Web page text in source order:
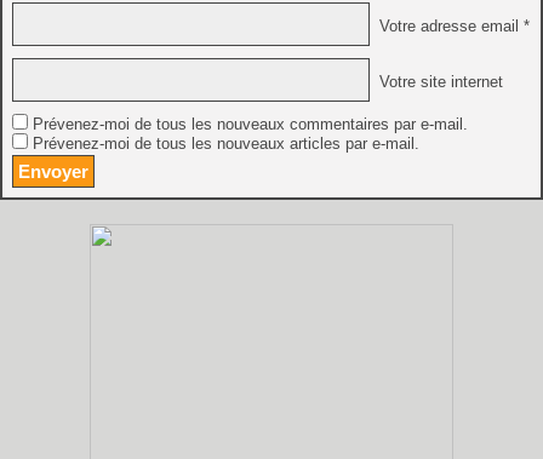
Votre adresse email *
Votre site internet
Prévenez-moi de tous les nouveaux commentaires par e-mail.
Prévenez-moi de tous les nouveaux articles par e-mail.